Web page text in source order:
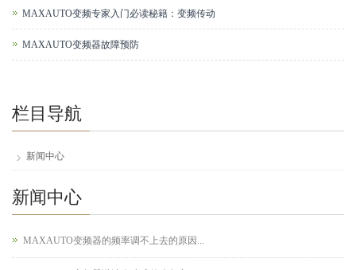
MAXAUTO变频专家入门必读秘籍：变频传动
MAXAUTO变频器故障预防
栏目导航
新闻中心
新闻中心
MAXAUTO变频器的频率调不上去的原因...